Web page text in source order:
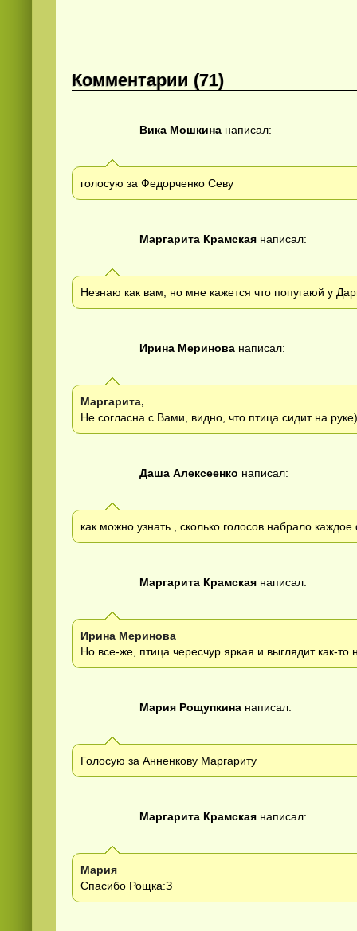
Комментарии (71)
Вика Мошкина написал:
голосую за Федорченко Севу
Маргарита Крамская написал:
Незнаю как вам, но мне кажется что попугаюй у
Ирина Меринова написал:
Маргарита,
Не согласна с Вами, видно, что птица сидит на руке)
Даша Алексеенко написал:
как можно узнать , сколько голосов набрало
Маргарита Крамская написал:
Ирина Меринова
Но все-же, птица чересчур яркая и выглядит как-то
Мария Рощупкина написал:
Голосую за Анненкову Маргариту
Маргарита Крамская написал:
Мария
Спасибо Рощка:З